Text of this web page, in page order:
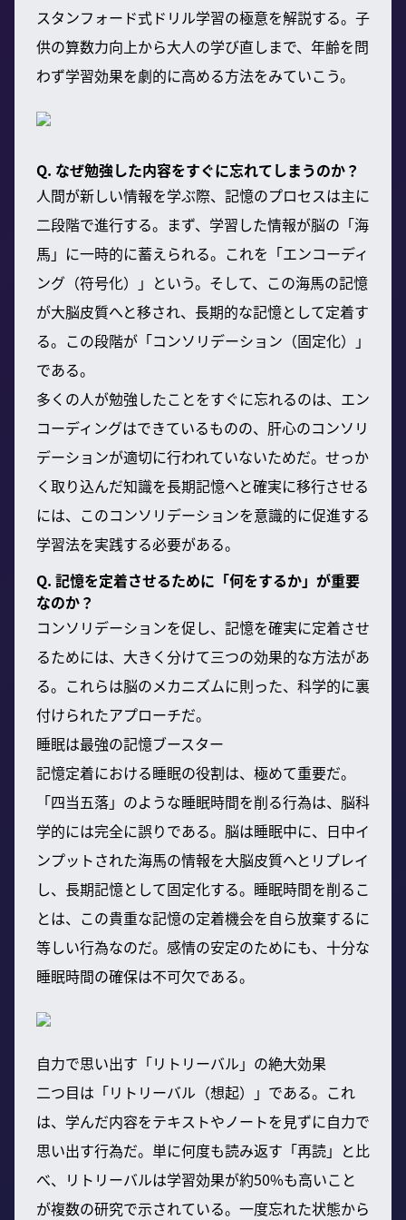
スタンフォード式ドリル学習の極意を解説する。子
供の算数力向上から大人の学び直しまで、年齢を問
わず学習効果を劇的に高める方法をみていこう。
Q. なぜ勉強した内容をすぐに忘れてしまうのか？
人間が新しい情報を学ぶ際、記憶のプロセスは主に
二段階で進行する。まず、学習した情報が脳の「海
馬」に一時的に蓄えられる。これを「エンコーディ
ング（符号化）」という。そして、この海馬の記憶
が大脳皮質へと移され、長期的な記憶として定着す
る。この段階が「コンソリデーション（固定化）」
である。
多くの人が勉強したことをすぐに忘れるのは、エン
コーディングはできているものの、肝心のコンソリ
デーションが適切に行われていないためだ。せっか
く取り込んだ知識を長期記憶へと確実に移行させる
には、このコンソリデーションを意識的に促進する
学習法を実践する必要がある。
Q. 記憶を定着させるために「何をするか」が重要
なのか？
コンソリデーションを促し、記憶を確実に定着させ
るためには、大きく分けて三つの効果的な方法があ
る。これらは脳のメカニズムに則った、科学的に裏
付けられたアプローチだ。
睡眠は最強の記憶ブースター
記憶定着における睡眠の役割は、極めて重要だ。
「四当五落」のような睡眠時間を削る行為は、脳科
学的には完全に誤りである。脳は睡眠中に、日中イ
ンプットされた海馬の情報を大脳皮質へとリプレイ
し、長期記憶として固定化する。睡眠時間を削るこ
とは、この貴重な記憶の定着機会を自ら放棄するに
等しい行為なのだ。感情の安定のためにも、十分な
睡眠時間の確保は不可欠である。
自力で思い出す「リトリーバル」の絶大効果
二つ目は「リトリーバル（想起）」である。これ
は、学んだ内容をテキストやノートを見ずに自力で
思い出す行為だ。単に何度も読み返す「再読」と比
べ、リトリーバルは学習効果が約50%も高いこと
が複数の研究で示されている。一度忘れた状態から